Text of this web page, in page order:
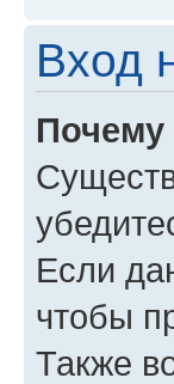
Вход
Почему
Если
чтобы
Также